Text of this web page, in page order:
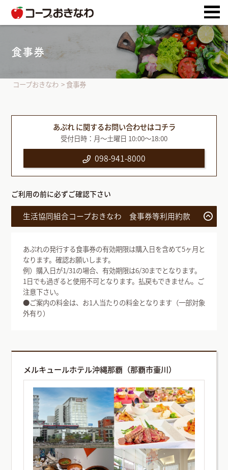
食事券
コープおきなわ > 食事券
あぷれ に関するお問い合わせはコチラ
受付日時：月〜土曜日 10:00～18:00
098-941-8000
ご利用の前に必ずご確認下さい
生活協同組合コープおきなわ 食事券等利用約款
あぷれの発行する食事券の有効期限は購入日を含めて5ヶ月と
なります。確認お願いします。
例）購入日が1/31の場合、有効期限は6/30までとなります。
1日でも過ぎると使用不可となります。払戻もできません。ご
注意下さい。
●ご案内の料金は、お1人当たりの料金となります（一部対象
外有り）
メルキュールホテル沖縄那覇（那覇市壷川）